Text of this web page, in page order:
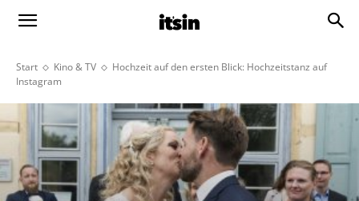
Start Kino & TV
Hochzeit auf den ersten Blick: Hochzeitstanz auf
Instagram